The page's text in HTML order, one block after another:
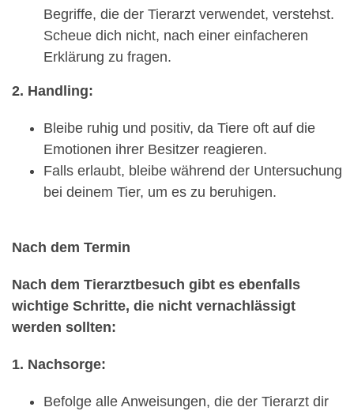
Begriffe, die der Tierarzt verwendet, verstehst.
Scheue dich nicht, nach einer einfacheren
Erklärung zu fragen.
2. Handling:
Bleibe ruhig und positiv, da Tiere oft auf die
Emotionen ihrer Besitzer reagieren.
Falls erlaubt, bleibe während der Untersuchung
bei deinem Tier, um es zu beruhigen.
Nach dem Termin
Nach dem Tierarztbesuch gibt es ebenfalls
wichtige Schritte, die nicht vernachlässigt
werden sollten:
1. Nachsorge:
Befolge alle Anweisungen, die der Tierarzt dir